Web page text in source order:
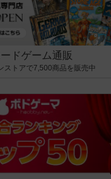
ドゲーム通販
ストアで7,500商品を販売中